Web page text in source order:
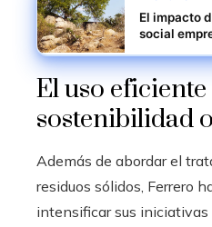
El impacto
social
del
El uso
sostenibilidad
Además de abordar el
residuos sólidos, Ferrero
intensificar sus